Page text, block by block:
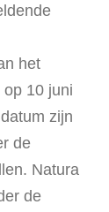
het
10 juni
zijn
de
Natura
de